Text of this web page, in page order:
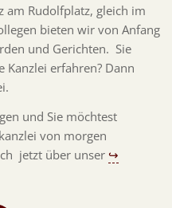
am Rudolfplatz, gleich im
bieten wir von Anfang
und Gerichten. Sie
erfahren? Dann
und Sie möchtest
von morgen
jetzt über unser ↪